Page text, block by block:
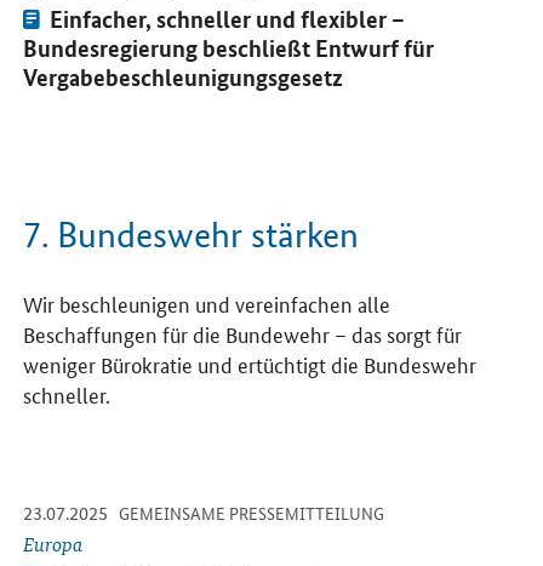
Pressemitteilung:
Einfacher, schneller und flexibler –
Bundesregierung beschließt Entwurf für
Vergabebeschleunigungsgesetz
7. Bundeswehr stärken
Wir beschleunigen und vereinfachen alle
Beschaffungen für die Bundewehr – das sorgt für
weniger Bürokratie und ertüchtigt die Bundeswehr
schneller.
23.07.2025 -
GEMEINSAME PRESSEMITTEILUNG
Europa
Öffnet Einzelsicht